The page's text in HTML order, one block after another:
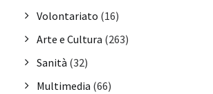
Volontariato (16)
Arte e Cultura (263)
Sanità (32)
Multimedia (66)